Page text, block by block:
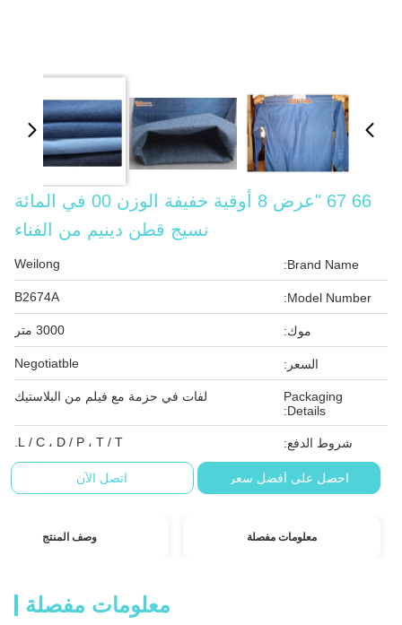
66 67 "عرض 8 أوقية خفيفة الوزن 00 في المائة
نسيج قطن دينيم من الفناء
Brand Name:
Weilong
Model Number:
B2674A
موك: 3000 متر
السعر: Negotiatble
Packaging
Details:
لفات في حزمة مع فيلم من البلاستيك
شروط الدفع: L / C ، D / P ، T / T.
احصل على أفضل سعر اتصل الآن
معلومات مفصلة وصف المنتج
معلومات مفصلة